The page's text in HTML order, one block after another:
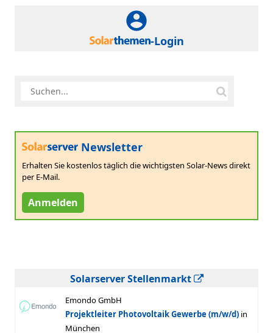
-Login
Newsletter
Erhalten Sie kostenlos täglich die wichtigsten Solar-News direkt
per E-Mail.
Anmelden
Solarserver Stellenmarkt